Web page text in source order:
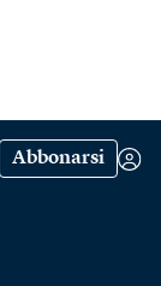
Abbonarsi